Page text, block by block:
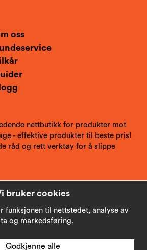
oss
nettbutikk for produkter mot
- effektive produkter til beste pris!
råd og rett verktøy for å slippe
bruker cookies
funksjonen til nettstedet, analyse av
og markedsføring.
Godkjenne alle